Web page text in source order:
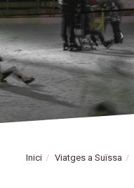
Inici Viatges a Suïssa